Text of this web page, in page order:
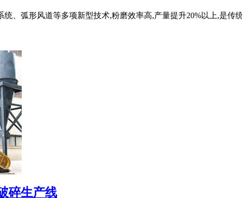
、弧形风道等多项新型技术,粉磨效率高,产量提升20%以上,是
碎生产线